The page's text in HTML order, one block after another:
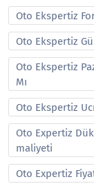
Oto Ekspertiz
Oto Ekspertiz
Oto Ekspertiz
Mı
Oto Ekspertiz
Oto Expertiz
maliyeti
Oto Expertiz